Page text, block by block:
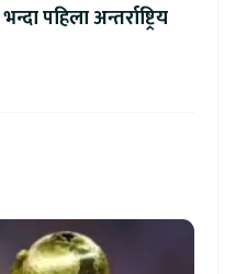
पहिला अन्तर्राष्ट्रिय